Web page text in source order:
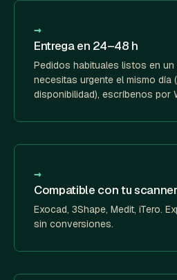
→
Entrega en 24–48 h
Pedidos habituales listos en un
necesitas urgente el mismo día
disponibilidad), escríbenos por
→
Compatible con tu scanner
Exocad, 3Shape, Medit, iTero.
sin conversiones.